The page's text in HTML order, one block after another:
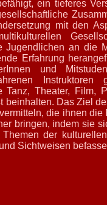
ein tieferes
mit den
Jugendlichen an die
Erfahrung
und
Instruktoren
Theater, Film,
beinhalten. Das Ziel
die ihnen die
bringen, indem sie
der
Sichtweisen